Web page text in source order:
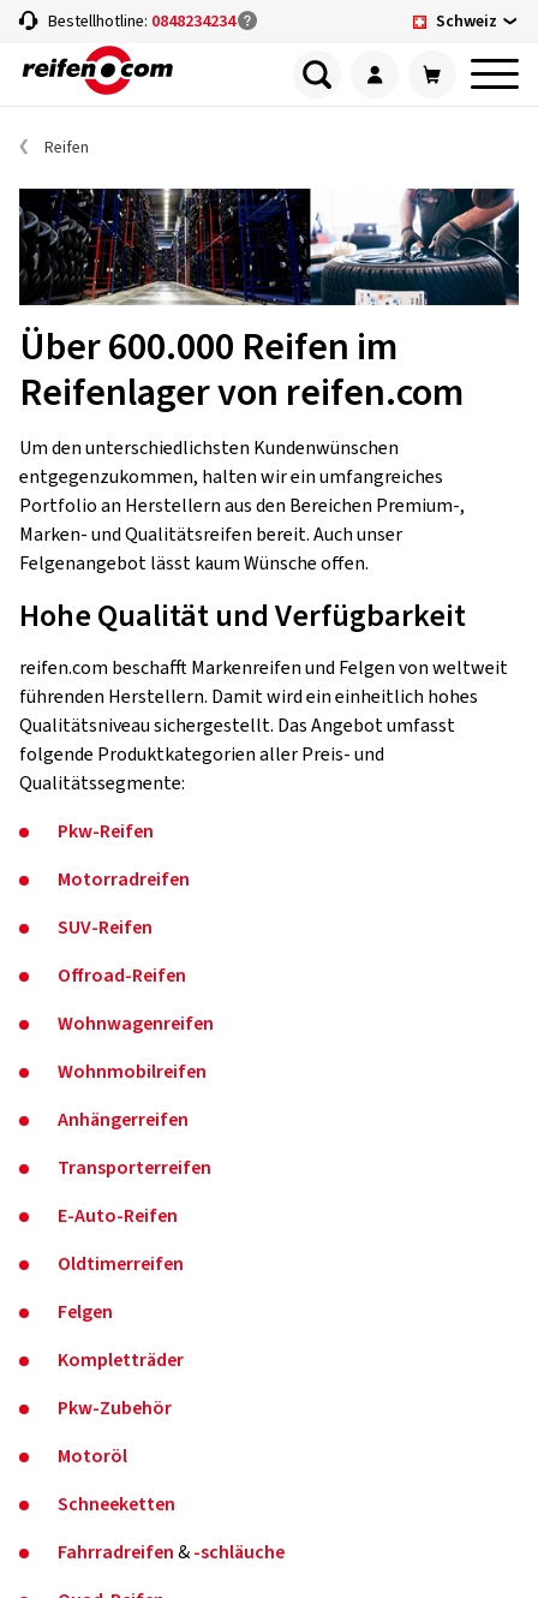
Bestellhotline: 0848234234 Schweiz
Reifen
Über 600.000 Reifen im
Reifenlager von reifen.com
Um den unterschiedlichsten Kundenwünschen
entgegenzukommen, halten wir ein umfangreiches
Portfolio an Herstellern aus den Bereichen Premium-,
Marken- und Qualitätsreifen bereit. Auch unser
Felgenangebot lässt kaum Wünsche offen.
Hohe Qualität und Verfügbarkeit
reifen.com beschafft Markenreifen und Felgen von weltweit
führenden Herstellern. Damit wird ein einheitlich hohes
Qualitätsniveau sichergestellt. Das Angebot umfasst
folgende Produktkategorien aller Preis- und
Qualitätssegmente:
Pkw-Reifen
Motorradreifen
SUV-Reifen
Offroad-Reifen
Wohnwagenreifen
Wohnmobilreifen
Anhängerreifen
Transporterreifen
E-Auto-Reifen
Oldtimerreifen
Felgen
Kompletträder
Pkw-Zubehör
Motoröl
Schneeketten
Fahrradreifen&-schläuche